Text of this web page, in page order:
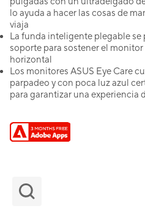
lo ayuda a hacer las cosas de
viaja
La funda inteligente plegable se
soporte para sostener el
horizontal
Los monitores ASUS Eye Care
parpadeo y con poca luz azul
para garantizar una experiencia